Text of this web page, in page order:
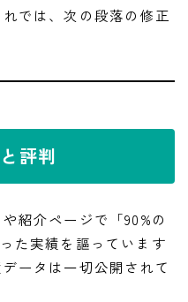
では、次の段落の修正
評判
紹介ページで「90%の
た実績を謳っています
ータは一切公開されて